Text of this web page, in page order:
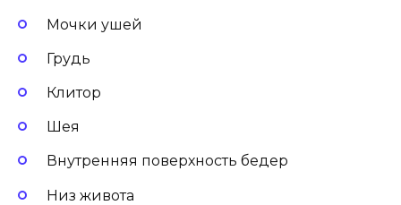
Мочки ушей
Грудь
Клитор
Шея
Внутренняя поверхность бедер
Низ живота